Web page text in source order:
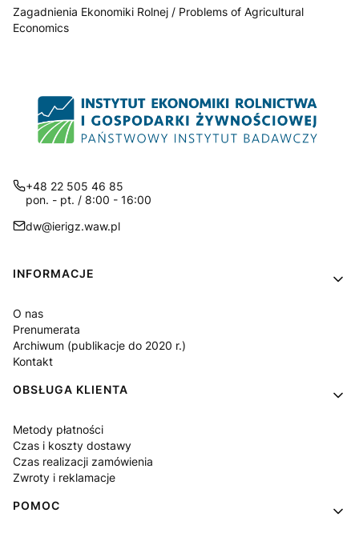
Zagadnienia Ekonomiki Rolnej / Problems of Agricultural
Economics
+48 22 505 46 85
pon. - pt. / 8:00 - 16:00
dw@ierigz.waw.pl
Linki w stopce
INFORMACJE
O nas
Prenumerata
Archiwum (publikacje do 2020 r.)
Kontakt
OBSŁUGA KLIENTA
Metody płatności
Czas i koszty dostawy
Czas realizacji zamówienia
Zwroty i reklamacje
POMOC